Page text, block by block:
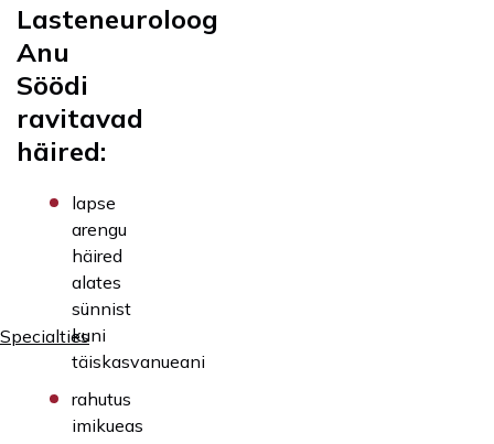
Specialties
Lasteneuroloog
Anu
Söödi
ravitavad
häired:
lapse
arengu
häired
alates
sünnist
kuni
täiskasvanueani
rahutus
imikueas